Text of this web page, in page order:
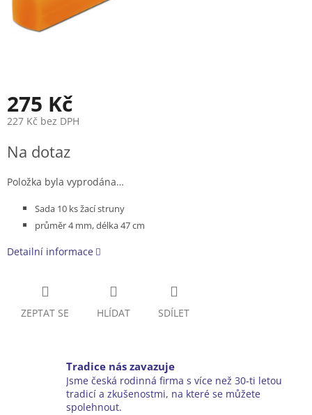
275 Kč
227 Kč bez DPH
cena:
Na dotaz
Položka byla vyprodána…
Sada 10 ks žací struny
průměr 4 mm, délka 47 cm
Detailní informace
ZEPTAT SE HLÍDAT SDÍLET
Tradice nás zavazuje
Jsme česká rodinná firma s více než 30-ti letou
tradicí a zkušenostmi, na které se můžete
spolehnout.